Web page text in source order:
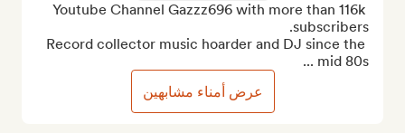
Youtube Channel Gazzz696 with more than 116k
Record collector music hoarder and DJ since the
mid 80s ...
عرض أمناء مشابهين